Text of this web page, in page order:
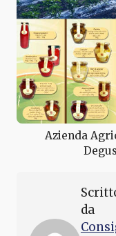
Azienda
da